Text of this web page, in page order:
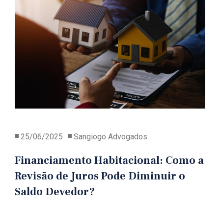
25/06/2025 Sangiogo Advogados
Financiamento Habitacional: Como a
Revisão de Juros Pode Diminuir o
Saldo Devedor?